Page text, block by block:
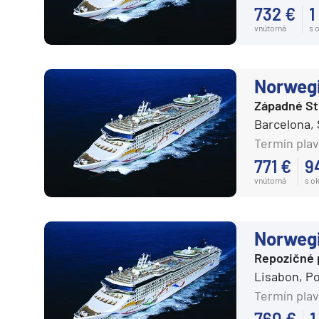
Južná Amerika
Južná Amerika
Červené more
Emiráty a Perzský záliv
Ázia
Ázia
Japonsko
Juhovýchodná Ázia
Austrália a Nový Zéland
Austrália a Nový
Afrika a Indický oceán
732 €
vnútorná s
Západné
Barcelona,
Termín
771 €
vnútorná s
Repozičné
Lisabon,
Termín